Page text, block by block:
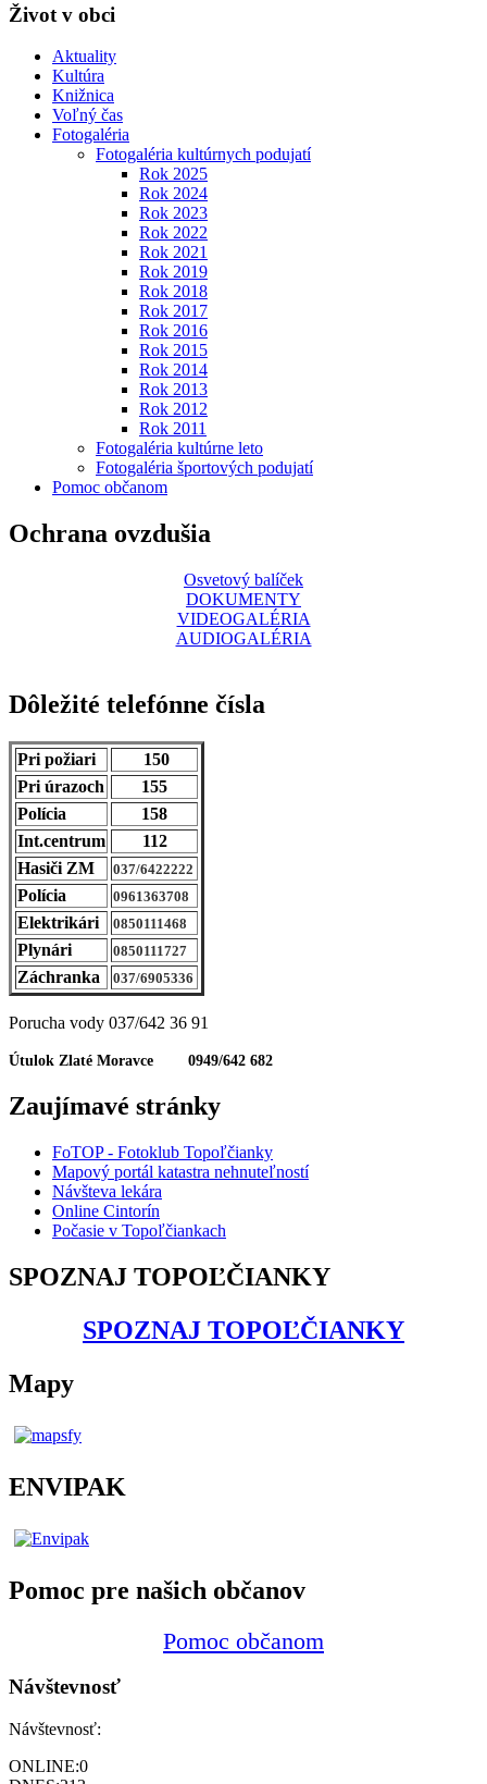
Život v obci
Aktuality
Kultúra
Knižnica
Voľný čas
Fotogaléria
Fotogaléria kultúrnych podujatí
Rok 2025
Rok 2024
Rok 2023
Rok 2022
Rok 2021
Rok 2019
Rok 2018
Rok 2017
Rok 2016
Rok 2015
Rok 2014
Rok 2013
Rok 2012
Rok 2011
Fotogaléria kultúrne leto
Fotogaléria športových podujatí
Pomoc občanom
Ochrana ovzdušia
Osvetový balíček
DOKUMENTY
VIDEOGALÉRIA
AUDIOGALÉRIA
Dôležité telefónne čísla
Pri požiari
150
Pri úrazoch
155
Polícia
158
Int.centrum
112
Hasiči ZM
037/6422222
Polícia 0961363708
Elektrikári 0850111468
Plynári 0850111727
Záchranka 037/6905336
Porucha vody 037/642 36 91
Útulok Zlaté Moravce 0949/642 682
Zaujímavé stránky
FoTOP - Fotoklub Topoľčianky
Mapový portál katastra nehnuteľností
Návšteva lekára
Online Cintorín
Počasie v Topoľčiankach
SPOZNAJ TOPOĽČIANKY
SPOZNAJ TOPOĽČIANKY
Mapy
ENVIPAK
Pomoc pre našich občanov
Pomoc občanom
Návštevnosť
Návštevnosť:
ONLINE:0